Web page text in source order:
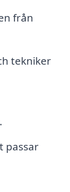
från
tekniker
passar